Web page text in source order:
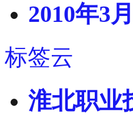
2010年3
标签云
淮北职业